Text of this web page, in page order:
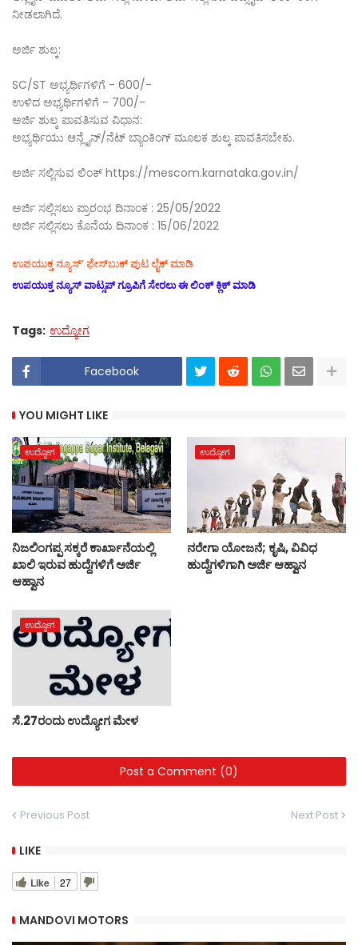
ನೀಡಲಾಗಿದೆ.
ಅರ್ಜಿ ಶುಲ್ಕ:
SC/ST ಅಭ್ಯರ್ಥಿಗಳಿಗೆ - 600/-
ಉಳಿದ ಅಭ್ಯರ್ಥಿಗಳಿಗೆ - 700/-
ಅರ್ಜಿ ಶುಲ್ಕ ಪಾವತಿಸುವ ವಿಧಾನ:
ಅಭ್ಯರ್ಥಿಯು ಆನ್ಲೈನ್/ನೆಟ್ ಬ್ಯಾಂಕಿಂಗ್ ಮೂಲಕ ಶುಲ್ಕ ಪಾವತಿಸಬೇಕು.
ಅರ್ಜಿ ಸಲ್ಲಿಸುವ ಲಿಂಕ್ https://mescom.karnataka.gov.in/
ಅರ್ಜಿ ಸಲ್ಲಿಸಲು ಪ್ರಾರಂಭ ದಿನಾಂಕ : 25/05/2022
ಅರ್ಜಿ ಸಲ್ಲಿಸಲು ಕೊನೆಯ ದಿನಾಂಕ : 15/06/2022
ಉಪಯುಕ್ತ ನ್ಯೂಸ್‌’ ಫೇಸ್‌ಬುಕ್ ಪುಟ ಲೈಕ್ ಮಾಡಿ
ಉಪಯುಕ್ತ ನ್ಯೂಸ್‌ ವಾಟ್ಸಪ್‌ ಗ್ರೂಪಿಗೆ ಸೇರಲು ಈ ಲಿಂಕ್ ಕ್ಲಿಕ್ ಮಾಡಿ
Tags: ಉದ್ಯೋಗ
Facebook
YOU MIGHT LIKE
ಉದ್ಯೋಗ
ನಿಜಲಿಂಗಪ್ಪ ಸಕ್ಕರೆ ಕಾರ್ಖಾನೆಯಲ್ಲಿ
ಖಾಲಿ ಇರುವ ಹುದ್ದೆಗಳಿಗೆ ಅರ್ಜಿ
ಆಹ್ವಾನ
ಉದ್ಯೋಗ
ನರೇಗಾ ಯೋಜನೆ; ಕೃಷಿ, ವಿವಿಧ
ಹುದ್ದೆಗಳಿಗಾಗಿ ಅರ್ಜಿ ಆಹ್ವಾನ
ಉದ್ಯೋಗ
ಸೆ.27ರಂದು ಉದ್ಯೋಗ ಮೇಳ
Post a Comment (0)
Previous Post Next Post
LIKE
Like 27
MANDOVI MOTORS